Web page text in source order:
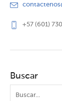
+57 (601)
Buscar